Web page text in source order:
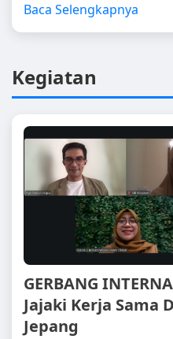
Baca Selengkapnya
Kegiatan
GERBANG
Jajaki Kerja Sama
Jepang